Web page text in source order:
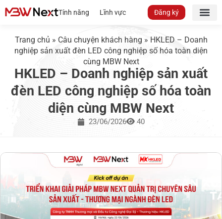
Tính năng Lĩnh vực Đăng ký
Trang chủ » Câu chuyện khách hàng » HKLED – Doanh
nghiệp sản xuất đèn LED công nghiệp số hóa toàn diện
cùng MBW Next
HKLED – Doanh nghiệp sản xuất
đèn LED công nghiệp số hóa toàn
diện cùng MBW Next
23/06/2026 40